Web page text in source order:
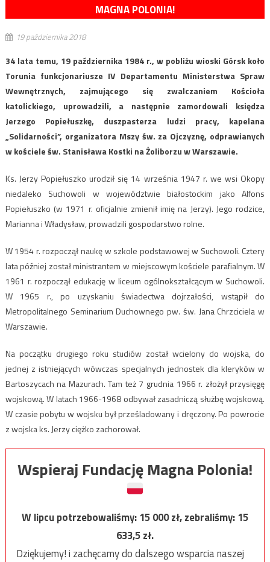
MAGNA POLONIA!
19 października 2018
34 lata temu, 19 października 1984 r., w pobliżu wioski Górsk koło
Torunia funkcjonariusze IV Departamentu Ministerstwa Spraw
Wewnętrznych, zajmującego się zwalczaniem Kościoła
katolickiego, uprowadzili, a następnie zamordowali księdza
Jerzego Popiełuszkę, duszpasterza ludzi pracy, kapelana
„Solidarności”, organizatora Mszy św. za Ojczyznę, odprawianych
w kościele św. Stanisława Kostki na Żoliborzu w Warszawie.
Ks. Jerzy Popiełuszko urodził się 14 września 1947 r. we wsi Okopy
niedaleko Suchowoli w województwie białostockim jako Alfons
Popiełuszko (w 1971 r. oficjalnie zmienił imię na Jerzy). Jego rodzice,
Marianna i Władysław, prowadzili gospodarstwo rolne.
W 1954 r. rozpoczął naukę w szkole podstawowej w Suchowoli. Cztery
lata później został ministrantem w miejscowym kościele parafialnym. W
1961 r. rozpoczął edukację w liceum ogólnokształcącym w Suchowoli.
W 1965 r., po uzyskaniu świadectwa dojrzałości, wstąpił do
Metropolitalnego Seminarium Duchownego pw. św. Jana Chrzciciela w
Warszawie.
Na początku drugiego roku studiów został wcielony do wojska, do
jednej z istniejących wówczas specjalnych jednostek dla kleryków w
Bartoszycach na Mazurach. Tam też 7 grudnia 1966 r. złożył przysięgę
wojskową. W latach 1966-1968 odbywał zasadniczą służbę wojskową.
W czasie pobytu w wojsku był prześladowany i dręczony. Po powrocie
z wojska ks. Jerzy ciężko zachorował.
Wspieraj Fundację Magna Polonia!
W lipcu potrzebowaliśmy:15 000zł, zebraliśmy:15
633,5zł.
Dziękujemy! i zachęcamy do dalszego wsparcia naszej